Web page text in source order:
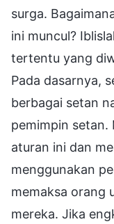
surga.
ini muncul?
tertentu yang
Pada dasarnya,
berbagai setan
pemimpin setan.
aturan ini dan
menggunakan
memaksa orang
mereka. Jika